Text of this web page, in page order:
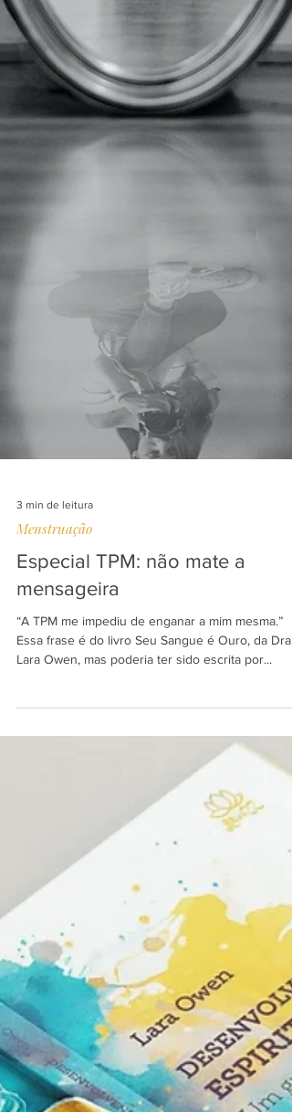
3 min de leitura
Menstruação
Especial TPM: não mate a
mensageira
“A TPM me impediu de enganar a mim mesma.”